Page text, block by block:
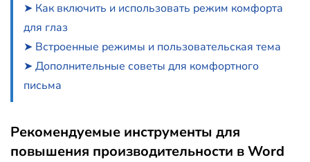
➤ Как включить и использовать режим комфорта
для глаз
➤ Встроенные режимы и пользовательская тема
➤ Дополнительные советы для комфортного
письма
Рекомендуемые инструменты для
повышения производительности в Word